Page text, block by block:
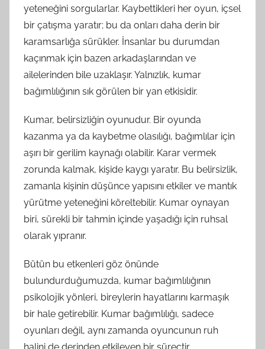
yeteneğini sorgularlar. Kaybettikleri her oyun, içsel
bir çatışma yaratır; bu da onları daha derin bir
karamsarlığa sürükler. İnsanlar bu durumdan
kaçınmak için bazen arkadaşlarından ve
ailelerinden bile uzaklaşır. Yalnızlık, kumar
bağımlılığının sık görülen bir yan etkisidir.
Kumar, belirsizliğin oyunudur. Bir oyunda
kazanma ya da kaybetme olasılığı, bağımlılar için
aşırı bir gerilim kaynağı olabilir. Karar vermek
zorunda kalmak, kişide kaygı yaratır. Bu belirsizlik,
zamanla kişinin düşünce yapısını etkiler ve mantık
yürütme yeteneğini köreltebilir. Kumar oynayan
biri, sürekli bir tahmin içinde yaşadığı için ruhsal
olarak yıpranır.
Bütün bu etkenleri göz önünde
bulundurduğumuzda, kumar bağımlılığının
psikolojik yönleri, bireylerin hayatlarını karmaşık
bir hale getirebilir. Kumar bağımlılığı, sadece
oyunları değil, aynı zamanda oyuncunun ruh
halini de derinden etkileyen bir süreçtir.